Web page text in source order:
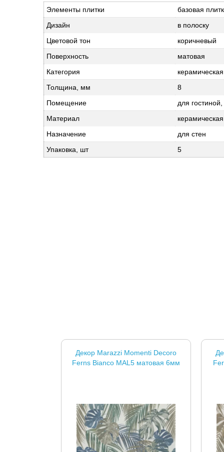
Элементы плитки
базовая
Дизайн
в полоску
Цветовой тон
коричневый
Поверхность
матовая
Категория
Толщина, мм
8
Помещение
для
Материал
Назначение
для стен
Упаковка, шт
5
Декор Marazzi Momenti Decoro
Ferns Bianco MAL5 матовая 6мм